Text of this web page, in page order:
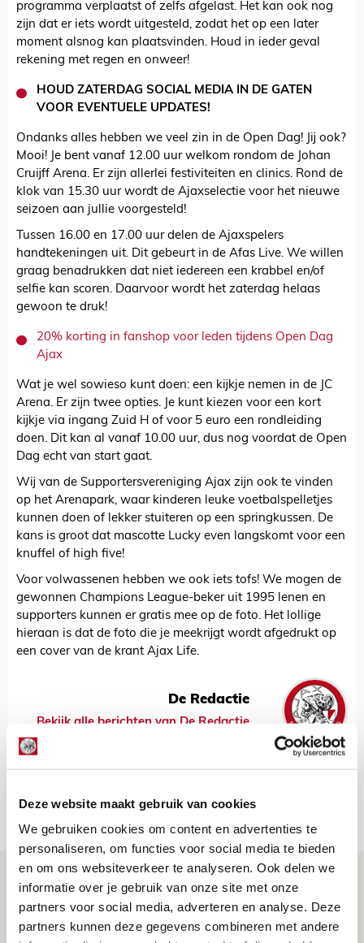
Deze website maakt gebruik van cookies
We gebruiken cookies om content en advertenties te
personaliseren, om functies voor social media te bieden
en om ons websiteverkeer te analyseren. Ook delen we
informatie over je gebruik van onze site met onze
partners voor social media, adverteren en analyse. Deze
partners kunnen deze gegevens combineren met andere
programma verplaatst of zelfs afgelast. Het kan ook nog
zijn dat er iets wordt uitgesteld, zodat het op een later
moment alsnog kan plaatsvinden. Houd in ieder geval
rekening met regen en onweer!
HOUD ZATERDAG SOCIAL MEDIA IN DE GATEN
VOOR EVENTUELE UPDATES!
Ondanks alles hebben we veel zin in de Open Dag! Jij ook?
Mooi! Je bent vanaf 12.00 uur welkom rondom de Johan
Cruijff Arena. Er zijn allerlei festiviteiten en clinics. Rond de
klok van 15.30 uur wordt de Ajaxselectie voor het nieuwe
seizoen aan jullie voorgesteld!
Tussen 16.00 en 17.00 uur delen de Ajaxspelers
handtekeningen uit. Dit gebeurt in de Afas Live. We willen
graag benadrukken dat niet iedereen een krabbel en/of
selfie kan scoren. Daarvoor wordt het zaterdag helaas
gewoon te druk!
20% korting in fanshop voor leden tijdens Open Dag
Ajax
Wat je wel sowieso kunt doen: een kijkje nemen in de JC
Arena. Er zijn twee opties. Je kunt kiezen voor een kort
kijkje via ingang Zuid H of voor 5 euro een rondleiding
doen. Dit kan al vanaf 10.00 uur, dus nog voordat de Open
Dag echt van start gaat.
Wij van de Supportersvereniging Ajax zijn ook te vinden
op het Arenapark, waar kinderen leuke voetbalspelletjes
kunnen doen of lekker stuiteren op een springkussen. De
kans is groot dat mascotte Lucky even langskomt voor een
knuffel of high five!
Voor volwassenen hebben we ook iets tofs! We mogen de
gewonnen Champions League-beker uit 1995 lenen en
supporters kunnen er gratis mee op de foto. Het lollige
hieraan is dat de foto die je meekrijgt wordt afgedrukt op
een cover van de krant Ajax Life.
De Redactie
Bekijk alle berichten van De Redactie
Net binnen //
Brandt: ‘Ajax en Cruijff bleven door
mijn hoofd spoken’
07 AUGUSTUS 2026 - 20:02